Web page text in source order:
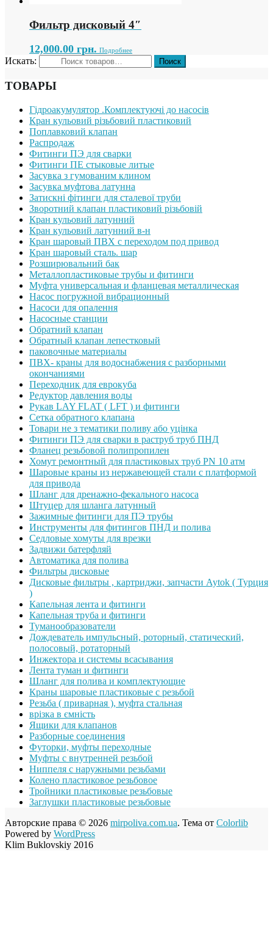
Фильтр дисковый 4″
12,000.00 грн. Подробнее
Искать:
ТОВАРЫ
Гідроакумулятор .Комплектуючі до насосів
Кран кульовий різьбовий пластиковий
Поплавковий клапан
Распродаж
Фитинги ПЭ для сварки
Фитинги ПЕ стыковые литые
Засувка з гумованим клином
Засувка муфтова латунна
Затискні фітинги для сталевої труби
Зворотний клапан пластиковий різьбовій
Кран кульовий латунний
Кран кульовий латунний в-н
Кран шаровый ПВХ с переходом под привод
Кран шаровый сталь. шар
Розширювальний бак
Металлопластиковые трубы и фитинги
Муфта универсальная и фланцевая металлическая
Насос погружной вибрационный
Насоси для опалення
Насосные станции
Обратний клапан
Обратный клапан лепестковый
паковочные материалы
ПВХ- краны для водоснабжения с разборными
окончаниями
Переходник для еврокуба
Редуктор давления воды
Рукав LAY FLAT ( LFT ) и фитинги
Сетка обратного клапана
Товари не з тематики поливу або уцінка
Фитинги ПЭ для сварки в раструб труб ПНД
Фланец резьбовой полипропилен
Хомут ремонтный для пластиковых труб PN 10 атм
Шаровые краны из нержавеющей стали с платформой
для привода
Шланг для дренажно-фекального насоса
Штуцер для шланга латунный
Зажимные фитинги для ПЭ трубы
Инструменты для фитингов ПНД и полива
Седловые хомуты для врезки
Задвижи батерфляй
Автоматика для полива
Фильтры дисковые
Дисковые фильтры , картриджи, запчасти Aytok ( Турция
)
Капельная лента и фитинги
Капельная труба и фитинги
Туманообразователи
Дождеватель импульсный, роторный, статический,
полосовый, ротаторный
Инжектора и системы всасывания
Лента туман и фитинги
Шланг для полива и комплектующие
Краны шаровые пластиковые с резьбой
Резьба ( приварная ), муфта стальная
врізка в ємність
Ящики для клапанов
Разборные соединения
Футорки, муфты переходные
Муфты с внутренней резьбой
Ниппеля с наружными резьбами
Колено пластиковое резьбовое
Тройники пластиковые резьбовые
Заглушки пластиковые резьбовые
Авторские права © 2026 mirpoliva.com.ua. Тема от Colorlib
Powered by WordPress
Klim Buklovskiy 2016